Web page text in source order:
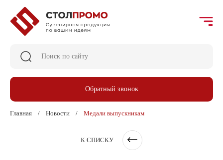
Обратный звонок
Главная Новости Медали выпускникам
К СПИСКУ